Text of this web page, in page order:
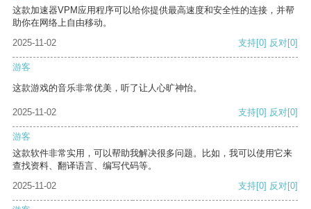
这款加速器VPM应用程序可以给你提供最高速度和安全性的连接，并帮
助你在网络上自由移动。
2025-11-02
支持[0] 反对[0]
游客
这款游戏的音乐非常优美，听了让人心旷神怡。
2025-11-02 支持[0] 反对[0]
游客
这款软件非常实用，可以帮助我解决很多问题。比如，我可以使用它来
查找资料、翻译语言、编写代码等。
2025-11-02
支持[0] 反对[0]